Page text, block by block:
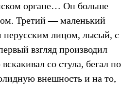
органе… Он больше
Третий — маленький
нерусским лицом, лысый, с
взгляд производил
со стула, бегал по
внешность и на то,